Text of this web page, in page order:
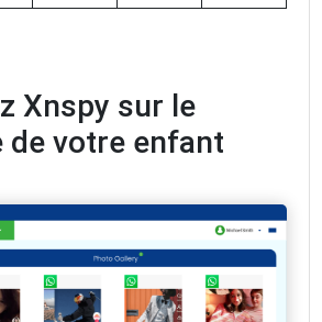
Xnspy sur le
de votre enfant